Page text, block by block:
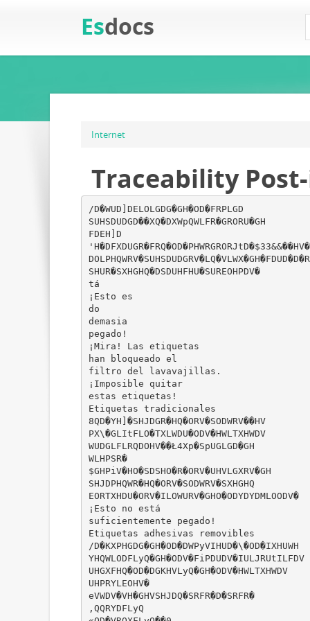
Esdocs
Internet
Traceability
/D�WUD]DELOLGDG�GH�OD�FRPLGD
SUHSDUDGD��XQ�DXWpQWLFR�GRORU�GH
FDEH]D
SHUR�SXHGHQ�DSDUHFHU�SUREOHPDV�
tá
¡Esto es
do
demasia
pegado!
¡Mira! Las etiquetas
han bloqueado el
filtro del lavavajillas.
¡Imposible quitar
estas etiquetas!
Etiquetas tradicionales
8QD�YH]�SHJDGR�HQ�ORV�SODWRV��HV
PX\�GLItFLO�TXLWDU�ODV�HWLTXHWDV
WUDGLFLRQDOHV��Ł4Xp�SpUGLGD�GH
WLHPSR�
$GHPiV�HO�SDSHO�R�ORV�UHVLGXRV�GH
SHJDPHQWR�HQ�ORV�SODWRV�SXHGHQ
EORTXHDU�ORV�ILOWURV�GHO�ODYDYDMLOODV�
¡Esto no está
suficientemente pegado!
Etiquetas adhesivas removibles
/D�KXPHGDG�GH�OD�DWPyVIHUD�\�OD�IXHUWH
YHQWLODFLyQ�GH�ODV�FiPDUDV�IULJRUtILFDV
UHGXFHQ�OD�DGKHVLyQ�GH�ODV�HWLTXHWDV
UHPRYLEOHV�
eVWDV�VH�GHVSHJDQ�SRFR�D�SRFR�
,QQRYDFLyQ